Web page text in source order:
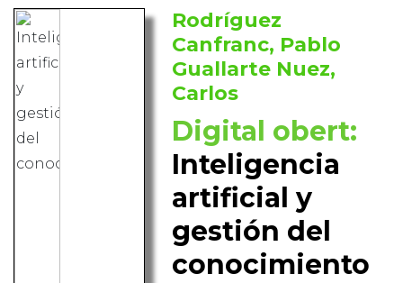
Rodríguez
Canfranc, Pablo
Guallarte Nuez,
Carlos
Digital obert:
Inteligencia
artificial y
gestión del
conocimiento